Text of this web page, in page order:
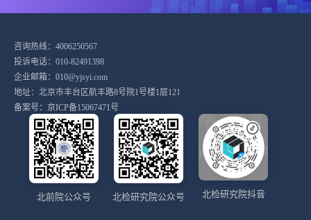
咨询热线：4006250567
投诉电话：010-82491398
企业邮箱：010@yjsyi.com
地址：北京市丰台区航丰路8号院1号楼1层121
备案号： 京ICP备15067471号
北前院公众号 北检研究院公众号 北检研究院抖音